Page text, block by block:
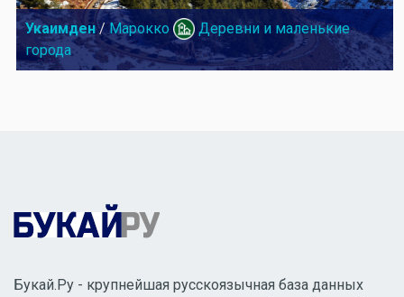
Укаимден/ Марокко
Деревни и маленькие
города
Букай.Ру - крупнейшая русскоязычная база данных